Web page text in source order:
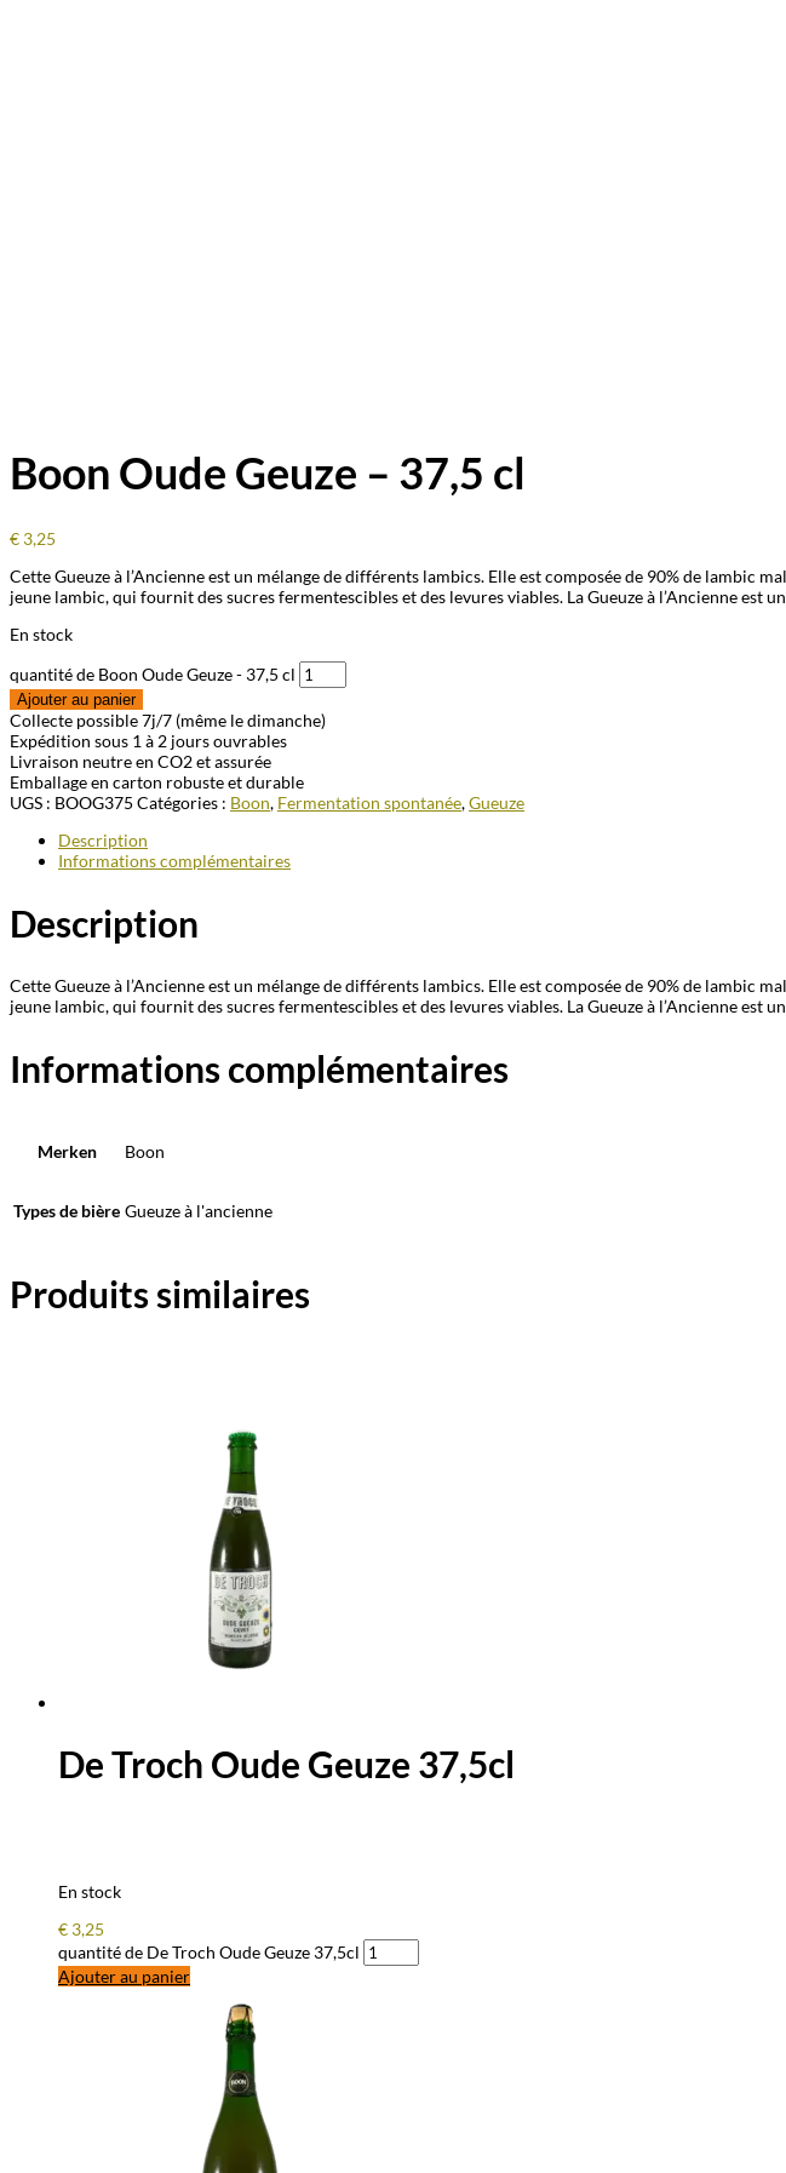
Boon Oude Geuze – 37,5 cl
€ 3,25
Cette Gueuze à l’Ancienne est un mélange de différents lambics. Elle est composée de 90% de lambic
jeune lambic, qui fournit des sucres fermentescibles et des levures viables. La Gueuze à l’Ancienne est
En stock
quantité de Boon Oude Geuze - 37,5 cl
Ajouter au panier
Collecte possible 7j/7 (même le dimanche)
Expédition sous 1 à 2 jours ouvrables
Livraison neutre en CO2 et assurée
Emballage en carton robuste et durable
UGS : BOOG375 Catégories : Boon, Fermentation spontanée,Gueuze
Description
Informations complémentaires
Description
Cette Gueuze à l’Ancienne est un mélange de différents lambics. Elle est composée de 90% de lambic
jeune lambic, qui fournit des sucres fermentescibles et des levures viables. La Gueuze à l’Ancienne est
Informations complémentaires
Merken Boon
Types de bière Gueuze à l'ancienne
Produits similaires
De Troch Oude Geuze 37,5cl
En stock
€ 3,25
quantité de De Troch Oude Geuze 37,5cl
Ajouter au panier